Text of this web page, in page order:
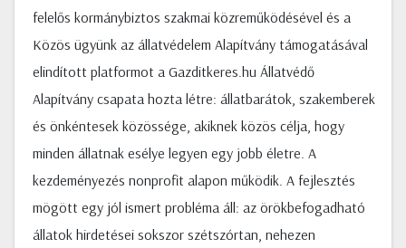
felelős kormánybiztos szakmai közreműködésével és a
Közös ügyünk az állatvédelem Alapítvány támogatásával
elindított platformot a Gazditkeres.hu Állatvédő
Alapítvány csapata hozta létre: állatbarátok, szakemberek
és önkéntesek közössége, akiknek közös célja, hogy
minden állatnak esélye legyen egy jobb életre. A
kezdeményezés nonprofit alapon működik. A fejlesztés
mögött egy jól ismert probléma áll: az örökbefogadható
állatok hirdetései sokszor szétszórtan, nehezen